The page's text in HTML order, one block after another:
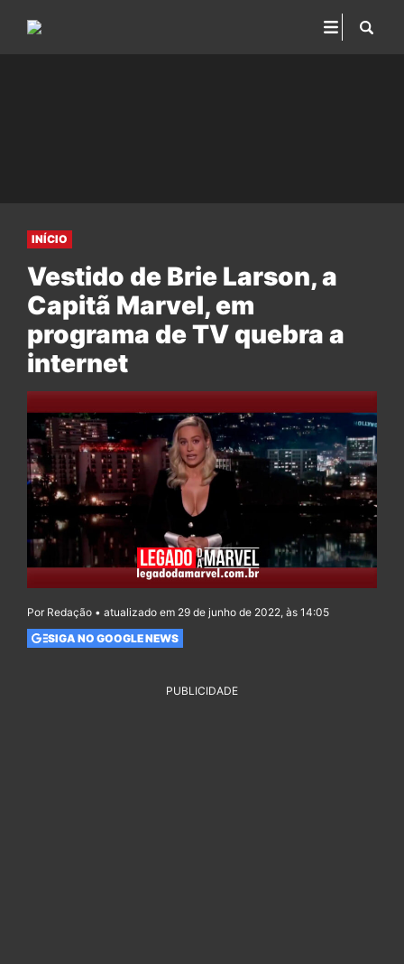
INÍCIO
Vestido de Brie Larson, a
Capitã Marvel, em
programa de TV quebra a
internet
Por Redação • atualizado em 29 de junho de 2022, às 14:05
SIGA NO GOOGLE NEWS
PUBLICIDADE